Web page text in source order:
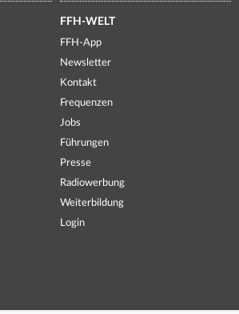
FFH-WELT
FFH-App
Newsletter
Kontakt
Frequenzen
Jobs
Führungen
Presse
Radiowerbung
Weiterbildung
Login